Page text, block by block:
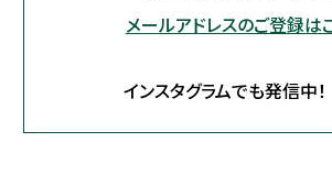
メールアドレスのご登録は
インスタグラムでも発信中！